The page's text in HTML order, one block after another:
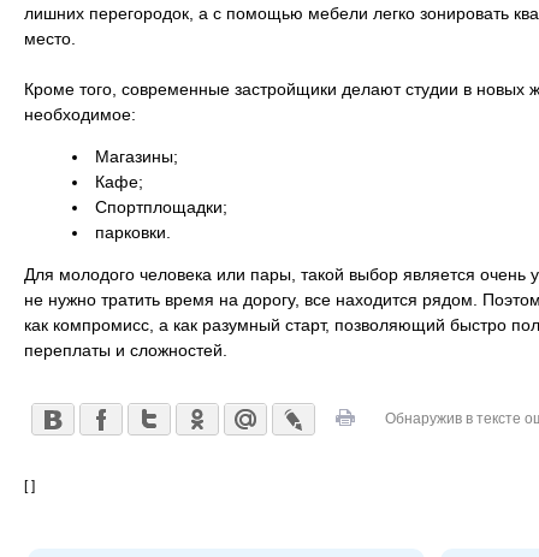
лишних перегородок, а с помощью мебели легко зонировать
место.
Кроме того, современные застройщики делают студии в новых
необходимое:
Магазины;
Кафе;
Спортплощадки;
парковки.
Для молодого человека или пары, такой выбор является
не нужно тратить время на дорогу, все находится рядом.
как компромисс, а как разумный старт, позволяющий быстро
переплаты и сложностей.
Обнаружив в тексте
[ ]